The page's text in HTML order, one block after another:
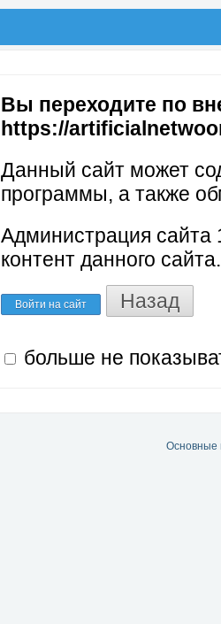
Вы переходите по
https://
Данный сайт может
программы, а также
Администрация сайта
контент данного сайта.
Войти на сайт Назад
больше не
Основные